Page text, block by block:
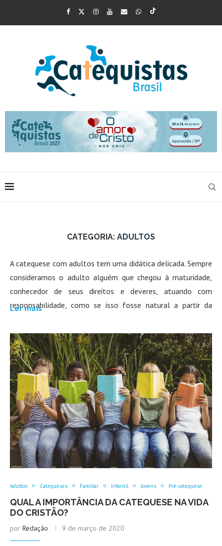
CATEGORIA: ADULTOS
A catequese com adultos tem uma didática delicada. Sempre
consideramos o adulto alguém que chegou à maturidade,
conhecedor de seus direitos e deveres, atuando com
responsabilidade, como se isso fosse natural a partir da
contínua evolução. A vida inteira é um processo de
crescimento.
O desenvolvimento de adultos não se dá necessariamente
segundo as fases “psicológicas” de amadurecimento da
pessoa. É necessário considerar também as circunstâncias e
acontecimentos concretos da vida. Seu amadurecimento
será diferente conforme a situação econômica: pobreza ou
bem-estar, emprego ou desemprego. Muito dependerá da
vida familiar que o sujeito teve, ambiente afetivo ou não,
presença ou ausência dos pais.
Os acontecimentos pesam muito no desenvolvimento da
pessoa, os êxitos ou frustrações, os traumas, rejeições etc.
Não é possível classificar as pessoas em categorias rígidas.
Cada etapa tem seus desafios.
Ler mais
Adultos Catequeses Familiar Infantil Jovens Pré-catequese
QUAL A IMPORTÂNCIA DA CATEQUESE NA VIDA
DO CRISTÃO?
por Redação 9 de março de 2020